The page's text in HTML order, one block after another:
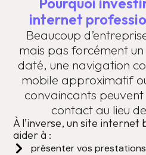
internet
Beaucoup
mais pas forcément
daté, une navigation
mobile approximatif
convaincants
contact au lieu
À l’inverse, un site internet
aider à :
présenter vos